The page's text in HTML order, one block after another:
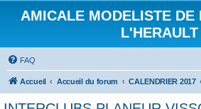
AMICALE MODELISTE DE
L'HERAULT
FAQ
Accueil Accueil du forum CALENDRIER 2017